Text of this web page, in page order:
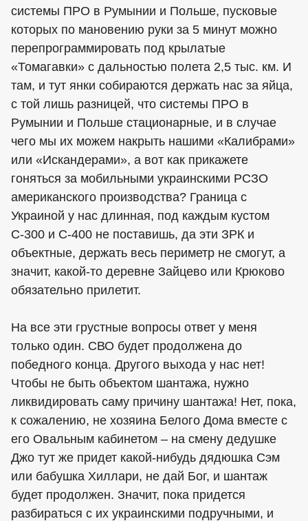
системы ПРО в Румынии и Польше, пусковые
которых по мановению руки за 5 минут можно
перепрограммировать под крылатые
«Томагавки» с дальностью полета 2,5 тыс. км. И
там, и тут янки собираются держать нас за яйца,
с той лишь разницей, что системы ПРО в
Румынии и Польше стационарные, и в случае
чего мы их можем накрыть нашими «Калибрами»
или «Искандерами», а вот как прикажете
гоняться за мобильными украинскими РСЗО
американского производства? Граница с
Украиной у нас длинная, под каждым кустом
С-300 и С-400 не поставишь, да эти ЗРК и
объектные, держать весь периметр не смогут, а
значит, какой-то деревне Зайцево или Крюково
обязательно прилетит.
На все эти грустные вопросы ответ у меня
только один. СВО будет продолжена до
победного конца. Другого выхода у нас нет!
Чтобы не быть объектом шантажа, нужно
ликвидировать саму причину шантажа! Нет, пока,
к сожалению, не хозяина Белого Дома вместе с
его Овальным кабинетом – на смену дедушке
Джо тут же придет какой-нибудь дядюшка Сэм
или бабушка Хиллари, не дай Бог, и шантаж
будет продолжен. Значит, пока придется
разбираться с их украинскими подручными, и